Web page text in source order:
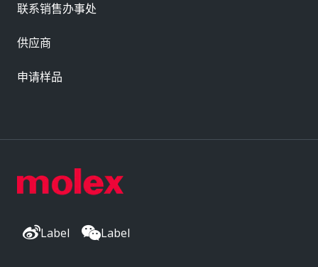
Label Label
联系销售办事处
供应商
申请样品